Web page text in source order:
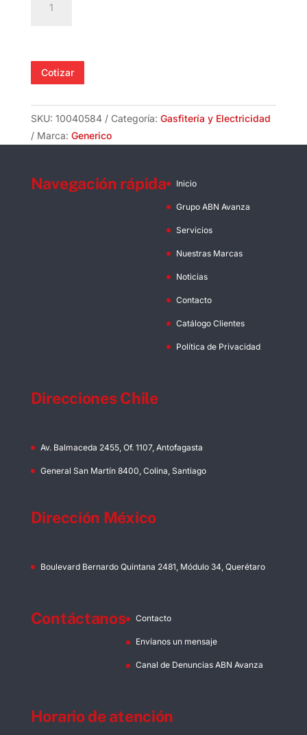
Macho
2p
+
Domiciliario
cantidad
Cotizar
SKU: 10040584 Categoría: Gasfitería y Electricidad
Marca: Generico
Navegación rápida Inicio
Grupo ABN Avanza
Servicios
Nuestras Marcas
Noticias
Contacto
Catálogo Clientes
Política de Privacidad
Direcciones Chile
Av. Balmaceda 2455, Of. 1107, Antofagasta
General San Martín 8400, Colina, Santiago
Dirección México
Boulevard Bernardo Quintana 2481, Módulo 34, Querétaro
Contáctanos Contacto
Envíanos un mensaje
Canal de Denuncias ABN Avanza
Horario de atención